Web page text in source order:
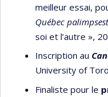
meilleur essai,
Québec
soi et l’autre »,
Inscription au
University of
Finaliste pour le